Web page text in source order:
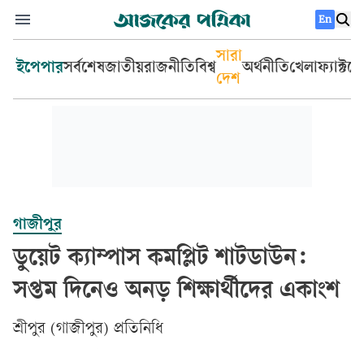
En
ইপেপারসর্বশেষজাতীয়রাজনীতিবিশ্ব
সারা
দেশ
অর্থনীতিখেলা
গাজীপুর
ডুয়েট ক্যাম্পাস কমপ্লিট শাটডাউন:
সপ্তম দিনেও অনড় শিক্ষার্থীদের একাংশ
শ্রীপুর (গাজীপুর) প্রতিনিধি